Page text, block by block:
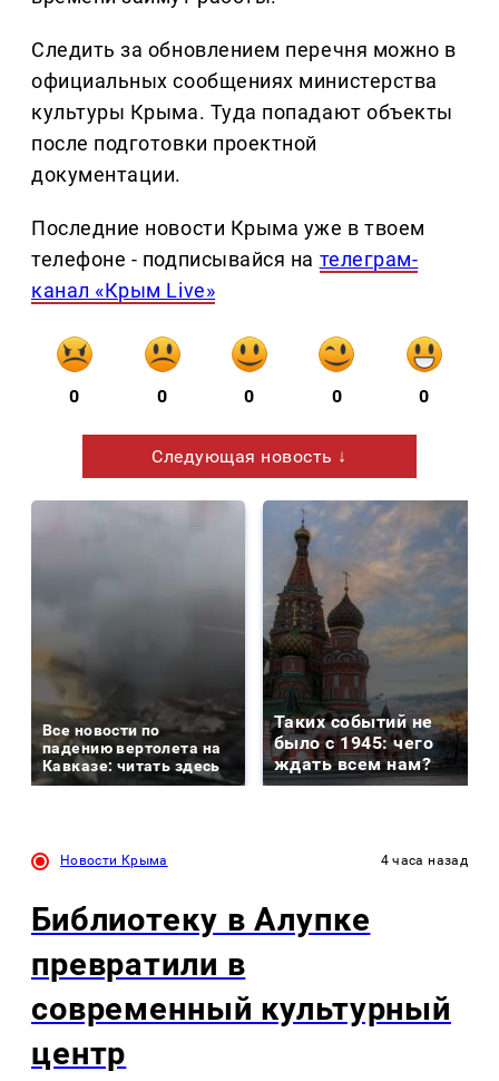
Следить за обновлением перечня можно в
официальных сообщениях министерства
культуры Крыма. Туда попадают объекты
после подготовки проектной
документации.
Последние новости Крыма уже в твоем
телефоне - подписывайся на телеграм-
канал «Крым Live»
0 0 0 0 0
Следующая новость ↓
Все новости по
падению вертолета на
Кавказе: читать здесь
Таких событий не
было с 1945: чего
ждать всем нам?
Новости Крыма 4 часа назад
Библиотеку в Алупке
превратили в
современный культурный
центр